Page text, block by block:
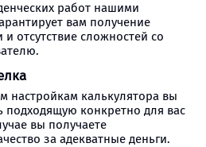
работ нашими
вам получение
отсутствие сложностей со
настройкам калькулятора вы
подходящую конкретно для вас
вы получаете
за адекватные деньги.